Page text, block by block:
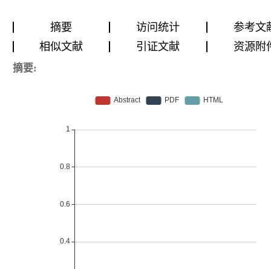
摘要 访问统计
参考文
相似文献
引证文献 资源附
摘要: